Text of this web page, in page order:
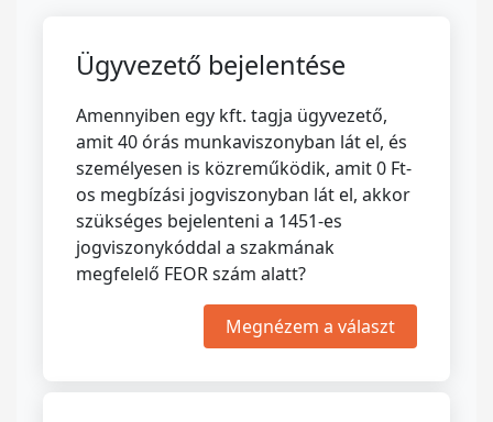
Ügyvezető bejelentése
Amennyiben egy kft. tagja ügyvezető,
amit 40 órás munkaviszonyban lát el, és
személyesen is közreműködik, amit 0 Ft-
os megbízási jogviszonyban lát el, akkor
szükséges bejelenteni a 1451-es
jogviszonykóddal a szakmának
megfelelő FEOR szám alatt?
Megnézem a választ